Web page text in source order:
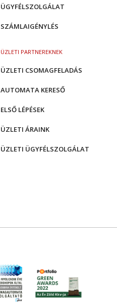
ÜGYFÉLSZOLGÁLAT
SZÁMLAIGÉNYLÉS
ÜZLETI PARTNEREKNEK
ÜZLETI CSOMAGFELADÁS
AUTOMATA KERESŐ
ELSŐ LÉPÉSEK
ÜZLETI ÁRAINK
ÜZLETI ÜGYFÉLSZOLGÁLAT